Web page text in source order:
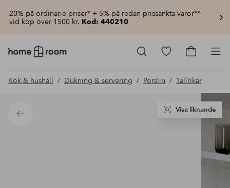
20% på ordinarie priser* + 5% på redan prissänkta varor**
vid köp över 1500 kr. Kod: 440210
Homeroom
–
hemmet
pris
Gå
produkter
Gå
Kök & hushåll Dukning & servering Porslin Tallrikar
Tillbaka
Visa liknande